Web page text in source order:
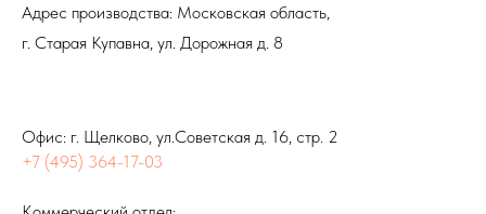
Адрес производства: Московская область,
г. Старая Купавна, ул. Дорожная д. 8
Офис: г. Щелково, ул.Советская д. 16, стр. 2
+7 (495) 364-17-03